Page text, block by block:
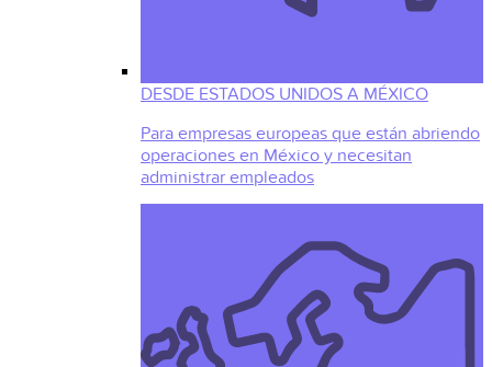
DESDE ESTADOS UNIDOS A MÉXICO
Para empresas europeas que están abriendo
operaciones en México y necesitan
administrar empleados